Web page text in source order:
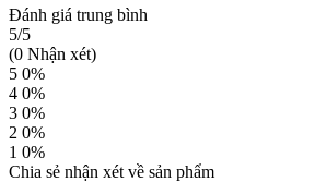
Đánh giá trung bình
5/5
(0 Nhận xét)
5 0%
4 0%
3 0%
2 0%
1 0%
Chia sẻ nhận xét về sản phẩm